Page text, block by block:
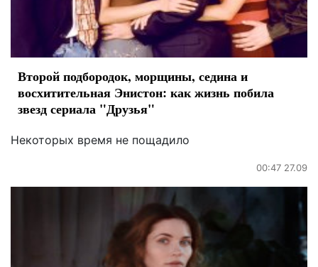
Второй подбородок, морщины, седина и
восхитительная Энистон: как жизнь побила
звезд сериала "Друзья"
Некоторых время не пощадило
00:47 27.09